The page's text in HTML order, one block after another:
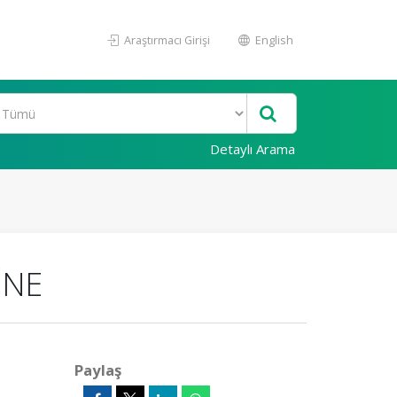
Araştırmacı Girişi English
Detaylı Arama
Paylaş